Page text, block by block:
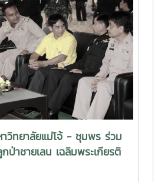
วิทยาลัยแม่โจ้ - ชุมพร ร่วม
ป่าชายเลน เฉลิมพระเกียรติ